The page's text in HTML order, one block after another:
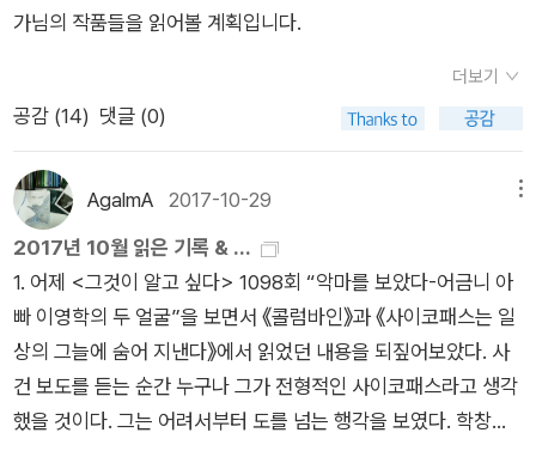
있던 여섯/도시의 아이들은 어릴 때부터 비참한 일을 겪게 마련
에 강박적으로 집착하고 있다는 걸 몰랐을 거 같다. 알았다 해도
막을 수 없었으리라. 벽은 아버지부터 부수고 있었지만 좀체 사라
지지 않는 것이었고, 광장에서 사는 우리는 또 그 벽에 기대 쉬고
잠을 청하는 숙명이기 때문이다. 이 딜레마는 그의 시에 이미 표
현되고 있다. “인간은 가끔 인간 자신을 쏟아 내곤 한다 그것은
아주 난해하다 울부짖음은 휘발성이 강하기 때문이다 언어 이전
의 삶은 어쩐지 위험하다ㅡ선조들은 흙으로 벽을 세우고 볏짚으
로 이엉을 엮어 올렸다 거기서 선조들의 가족과 가축이 살다가 죽
었다 그로부터 수천 년이 지났다”(「인간의 시」). 벽은 우리를 보
호하는 사물이 아니다. 그 벽은 우리에게 남은 제단 같다. “목매
죽은 삼촌의 손/창틀에 늘어져 있었다…(중략)…두루뭉술/당신
가님의 작품들을 읽어볼 계획입니다.
더보기
공감 (14) 댓글 (0)
AgalmA 2017-10-29
2017년 10월 읽은 기록 & ...
1. 어제 <그것이 알고 싶다> 1098회 “악마를 보았다-어금니 아
빠 이영학의 두 얼굴”을 보면서 《콜럼바인》과 《사이코패스는 일
상의 그늘에 숨어 지낸다》에서 읽었던 내용을 되짚어보았다. 사
건 보도를 듣는 순간 누구나 그가 전형적인 사이코패스라고 생각
했을 것이다. 그는 어려서부터 도를 넘는 행각을 보였다. 학창시